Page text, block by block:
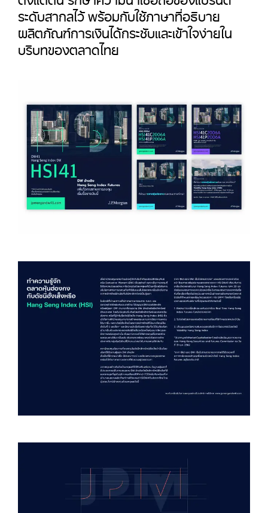
ระดับสากลไว้ พร้อมกับใช้ภาษาที่อธิบาย
ผลิตภัณฑ์การเงินได้กระชับและเข้าใจง่ายใน
บริบทของตลาดไทย